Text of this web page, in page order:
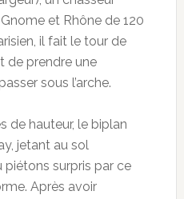
et Rhône de 120
il fait le tour de
de prendre une
sous l’arche.
de hauteur, le biplan
jetant au sol
piétons surpris par ce
Après avoir